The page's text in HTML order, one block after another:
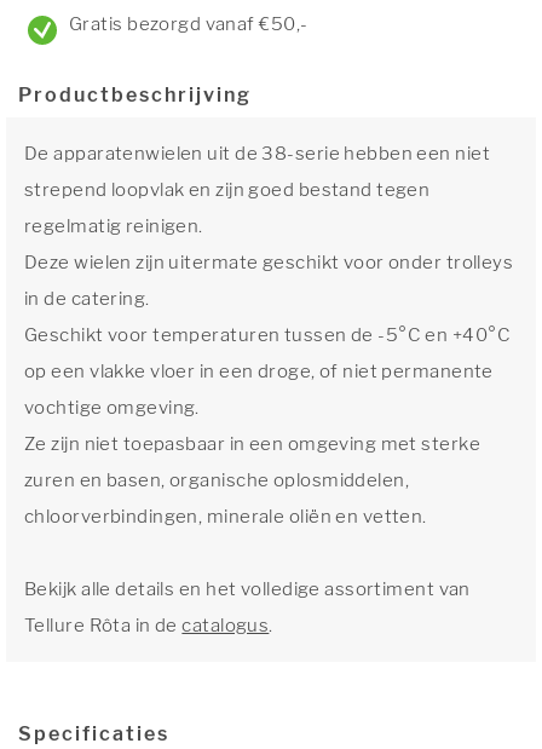
Gratis bezorgd vanaf €50,-
Productbeschrijving
De apparatenwielen uit de 38-serie hebben een niet
strepend loopvlak en zijn goed bestand tegen
regelmatig reinigen.
Deze wielen zijn uitermate geschikt voor onder trolleys
in de catering.
Geschikt voor temperaturen tussen de -5°C en +40°C
op een vlakke vloer in een droge, of niet permanente
vochtige omgeving.
Ze zijn niet toepasbaar in een omgeving met sterke
zuren en basen, organische oplosmiddelen,
chloorverbindingen, minerale oliën en vetten.
Bekijk alle details en het volledige assortiment van
Tellure Rôta in decatalogus.
Specificaties